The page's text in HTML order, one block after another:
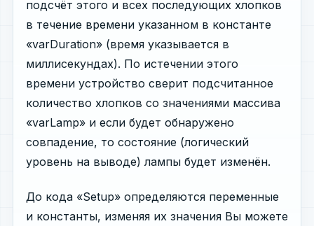
подсчёт этого и всех последующих хлопков
в течение времени указанном в константе
«varDuration» (время указывается в
миллисекундах). По истечении этого
времени устройство сверит подсчитанное
количество хлопков со значениями массива
«varLamp» и если будет обнаружено
совпадение, то состояние (логический
уровень на выводе) лампы будет изменён.
До кода «Setup» определяются переменные
и константы, изменяя их значения Вы можете